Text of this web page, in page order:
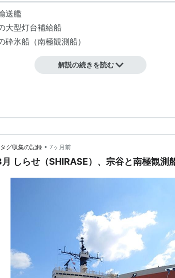
送艦
大型灯台補給船
砕氷船（南極観測船）
的に契約破棄してきたため、昭和13年、この3
本海北部の軍需品輸送を想定されていた宗谷
測量や、ガダルカナル島への陸兵輸送に使用*1
を退き、現在は東京・船の科学館に繋留展示さ
の要目
解説の続きを読む
グ収集の記録 • 7ヶ月前
しらせ（SHIRASE）、宗谷と南極観測